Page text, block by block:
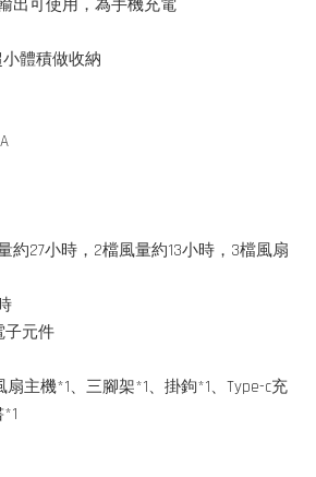
出可使用，為手機充電
體積做收納
約27小時，2檔風量約13小時，3檔風扇
子元件
主機*1、三腳架*1、掛鉤*1、Type-c充